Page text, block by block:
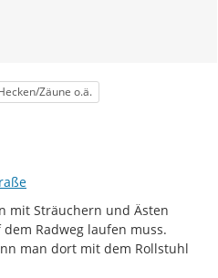
Zäune o.ä.
mit Sträuchern und Ästen
Radweg laufen muss.
man dort mit dem Rollstuhl